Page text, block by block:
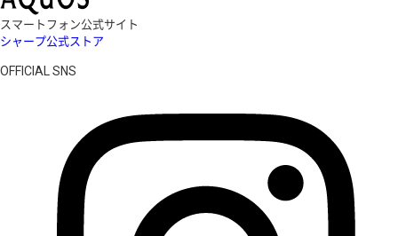
スマートフォン公式サイト
シャープ公式ストア
OFFICIAL SNS